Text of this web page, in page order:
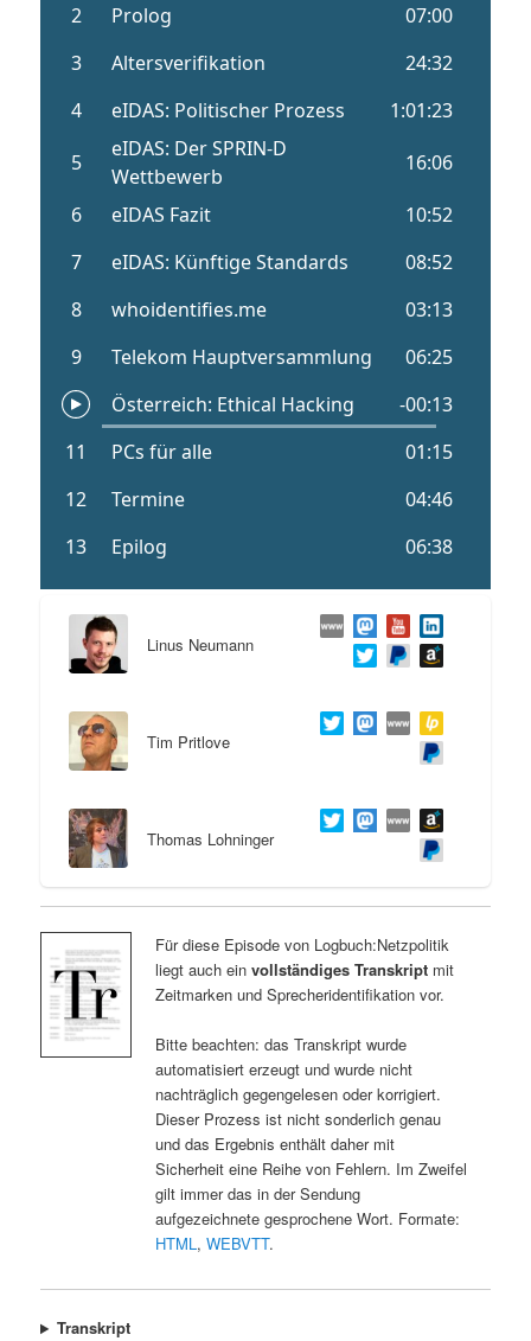
Linus Neumann
Tim Pritlove
Thomas Lohninger
Für diese Episode von Logbuch:Netzpolitik
liegt auch ein vollständiges Transkriptmit
Zeitmarken und Sprecheridentifikation vor.
Bitte beachten: das Transkript wurde
automatisiert erzeugt und wurde nicht
nachträglich gegengelesen oder korrigiert.
Dieser Prozess ist nicht sonderlich genau
und das Ergebnis enthält daher mit
Sicherheit eine Reihe von Fehlern. Im Zweifel
gilt immer das in der Sendung
aufgezeichnete gesprochene Wort. Formate:
HTML, WEBVTT.
Transkript